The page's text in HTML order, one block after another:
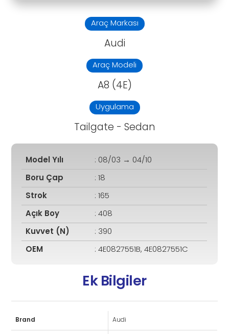
Araç Markası
Audi
Araç Modeli
A8 (4E)
Uygulama
Tailgate - Sedan
Model Yılı : 08/03 → 04/10
Boru Çap : 18
Strok : 165
Açık Boy : 408
Kuvvet (N) : 390
OEM : 4E0827551B, 4E0827551C
Ek Bilgiler
Brand Audi